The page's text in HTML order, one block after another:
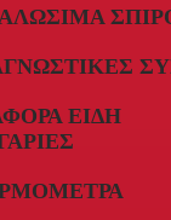
ΕΊΔΗ